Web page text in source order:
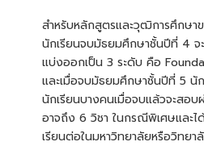
สำหรับหลักสูตรและวุฒิการศึกษ
นักเรียนจบมัธยมศึกษาชั้นปีที่ 4
แบ่งออกเป็น 3 ระดับ คือ
และเมื่อจบมัธยมศึกษาชั้นปีที่ 5 นั
นักเรียนบางคนเมื่อจบแล้วจะสอ
อาจถึง 6 วิชา ในกรณีพิเศษและไ
เรียนต่อในมหาวิทยาลัยหรือวิทย